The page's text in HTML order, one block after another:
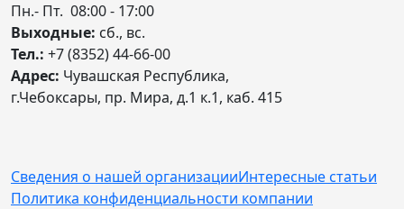
Пн.- Пт. 08:00 - 17:00
Выходные: сб., вс.
Тел.: +7 (8352) 44-66-00
Адрес: Чувашская Республика,
г.Чебоксары, пр. Мира, д.1 к.1, каб. 415
Сведения о нашей организацииИнтересные статьи
Политика конфиденциальности компании